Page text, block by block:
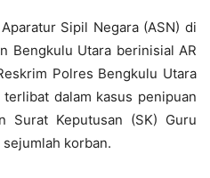
Sipil Negara (ASN) di
Bengkulu Utara berinisial AR
Polres Bengkulu Utara
dalam kasus penipuan
Surat Keputusan (SK) Guru
sejumlah korban.